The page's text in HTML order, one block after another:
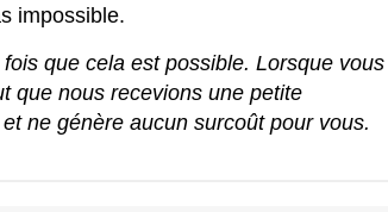
impossible.
que cela est possible. Lorsque vous
que nous recevions une petite
ne génère aucun surcoût pour vous.